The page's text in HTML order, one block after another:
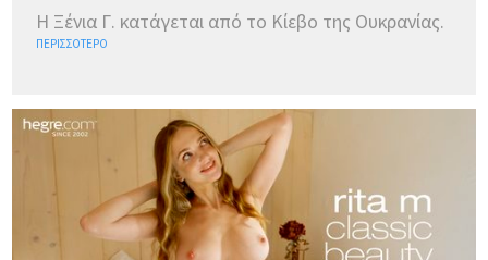
Η Ξένια Γ. κατάγεται από το Κίεβο της Ουκρανίας.
ΠΕΡΙΣΣΌΤΕΡΟ